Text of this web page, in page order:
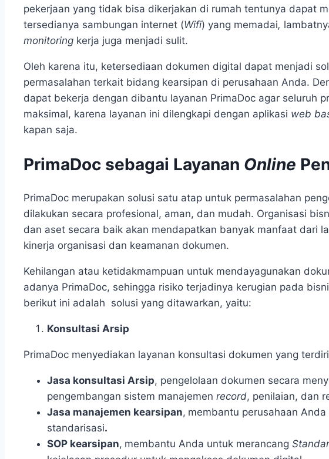
pekerjaan yang tidak bisa dikerjakan di rumah tentunya dapat
tersedianya sambungan internet (Wifi) yang memadai,
monitoring kerja juga menjadi sulit.
Oleh karena itu, ketersediaan dokumen digital dapat menjadi
permasalahan terkait bidang kearsipan di perusahaan Anda.
dapat bekerja dengan dibantu layanan PrimaDoc agar seluruh
maksimal, karena layanan ini dilengkapi dengan aplikasi web
kapan saja.
PrimaDoc sebagai Layanan Online
PrimaDoc merupakan solusi satu atap untuk permasalahan
dilakukan secara profesional, aman, dan mudah. Organisasi
dan aset secara baik akan mendapatkan banyak manfaat dari
kinerja organisasi dan keamanan dokumen.
Kehilangan atau ketidakmampuan untuk mendayagunakan
adanya PrimaDoc, sehingga risiko terjadinya kerugian pada
berikut ini adalah solusi yang ditawarkan, yaitu:
Konsultasi Arsip
PrimaDoc menyediakan layanan konsultasi dokumen yang
Jasa konsultasi Arsip, pengelolaan dokumen secara
pengembangan sistem manajemen record, penilaian, dan
Jasa manajemen kearsipan, membantu perusahaan
standarisasi.
SOP kearsipan, membantu Anda untuk merancang